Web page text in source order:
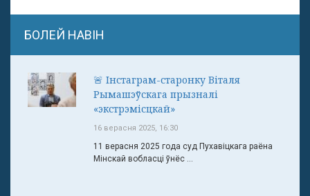
БОЛЕЙ НАВІН
🚨 Інстаграм-старонку Віталя
Рымашэўскага прызналі
«экстрэмісцкай»
16 верасня 2025, 16:30
11 верасня 2025 года суд Пухавіцкага раёна
Мінскай вобласці ўнёс ...